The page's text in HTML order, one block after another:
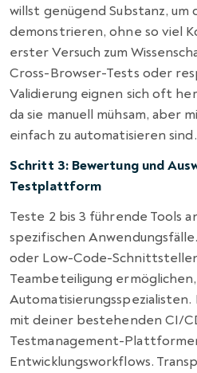
willst genügend Substanz, um
demonstrieren, ohne so viel
erster Versuch zum
Cross-Browser-Tests oder
Validierung eignen sich oft
da sie manuell mühsam, aber
einfach zu automatisieren sind.
Schritt 3: Bewertung und
Testplattform
Teste 2 bis 3 führende Tools
spezifischen
oder Low-Code-
Teambeteiligung
mit deiner bestehenden CI/
Testmanagement-
Entwicklungsworkflows.